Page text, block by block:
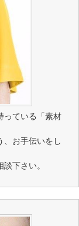
っている「素材
、お手伝いをし
下さい。